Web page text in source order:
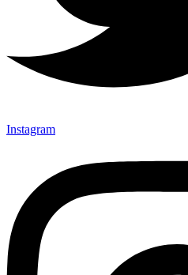
Instagram